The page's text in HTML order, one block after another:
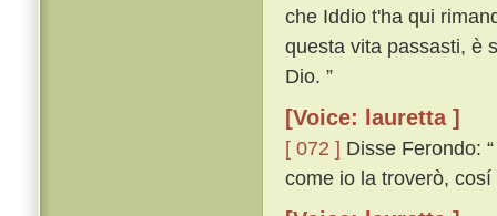
che Iddio t'ha qui
questa vita passasti, è
Dio. ”
[Voice: lauretta ]
[ 072 ] Disse Ferondo:
come io la troverò,